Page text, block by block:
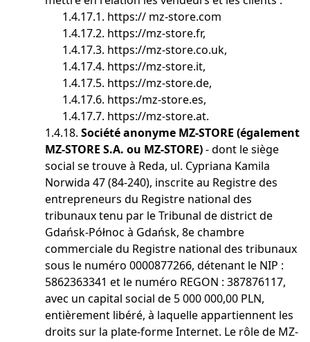
1.4.17.1. https:// mz-store.com
1.4.17.2. https://mz-store.fr,
1.4.17.3. https://mz-store.co.uk,
1.4.17.4. https://mz-store.it,
1.4.17.5. https://mz-store.de,
1.4.17.6. https:/mz-store.es,
1.4.17.7. https://mz-store.at.
1.4.18. Société anonyme MZ-STORE (également
MZ-STORE S.A. ou MZ-STORE) - dont le siège
social se trouve à Reda, ul. Cypriana Kamila
Norwida 47 (84-240), inscrite au Registre des
entrepreneurs du Registre national des
tribunaux tenu par le Tribunal de district de
Gdańsk-Północ à Gdańsk, 8e chambre
commerciale du Registre national des tribunaux
sous le numéro 0000877266, détenant le NIP :
5862363341 et le numéro REGON : 387876117,
avec un capital social de 5 000 000,00 PLN,
entièrement libéré, à laquelle appartiennent les
droits sur la plate-forme Internet. Le rôle de MZ-